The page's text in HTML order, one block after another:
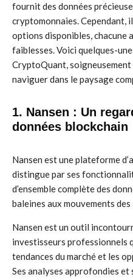
fournit des données
cryptomonnaies. Cependant,
options disponibles, chacune
faiblesses. Voici quelques-
CryptoQuant,
naviguer dans le paysage
1. Nansen : Un
données blockchain
Nansen est une plateforme
distingue par ses
d’ensemble complète des
baleines aux mouvements
Nansen est un outil
investisseurs professionnels
tendances du marché et les
Ses analyses approfondies et